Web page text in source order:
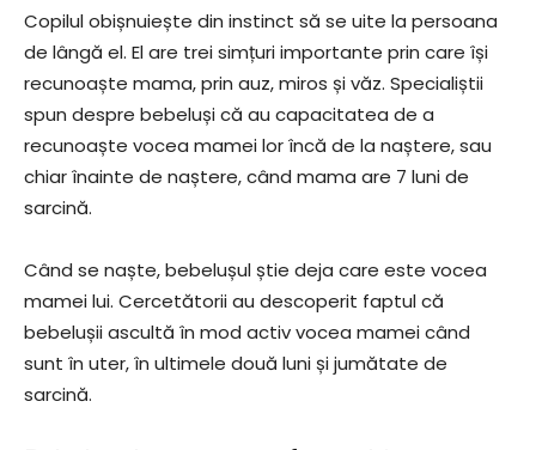
Copilul obișnuiește din instinct să se uite la persoana
de lângă el. El are trei simțuri importante prin care își
recunoaște mama, prin auz, miros și văz. Specialiștii
spun despre bebeluși că au capacitatea de a
recunoaște vocea mamei lor încă de la naștere, sau
chiar înainte de naștere, când mama are 7 luni de
sarcină.
Când se naște, bebelușul știe deja care este vocea
mamei lui. Cercetătorii au descoperit faptul că
bebelușii ascultă în mod activ vocea mamei când
sunt în uter, în ultimele două luni și jumătate de
sarcină.